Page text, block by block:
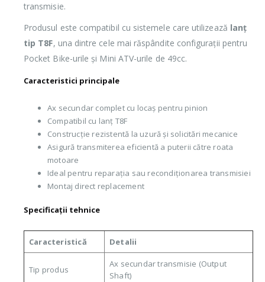
transmisie.
Produsul este compatibil cu sistemele care utilizează lanț
tip T8F, una dintre cele mai răspândite configurații pentru
Pocket Bike-urile și Mini ATV-urile de 49cc.
Caracteristici principale
Ax secundar complet cu locaș pentru pinion
Compatibil cu lanț T8F
Construcție rezistentă la uzură și solicitări mecanice
Asigură transmiterea eficientă a puterii către roata
motoare
Ideal pentru reparația sau recondiționarea transmisiei
Montaj direct replacement
Specificații tehnice
Caracteristică Detalii
Tip produs
Ax secundar transmisie (Output
Shaft)